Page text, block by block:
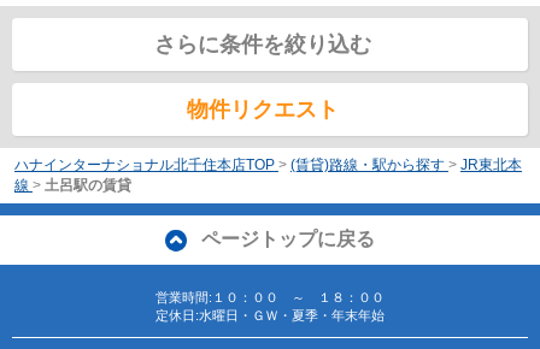
さらに条件を絞り込む
物件リクエスト
ハナインターナショナル北千住本店TOP > (賃貸)路線・駅から探す > JR東北本
線 > 土呂駅の賃貸
ページトップに戻る
営業時間:１０：００ ～ １８：００
定休日:水曜日・ＧＷ・夏季・年末年始